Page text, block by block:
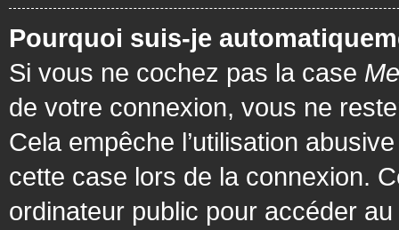
Pourquoi suis-je
Si vous ne cochez pas la case
de votre connexion, vous ne
Cela empêche l’utilisation
cette case lors de la connexion.
ordinateur public pour accéder